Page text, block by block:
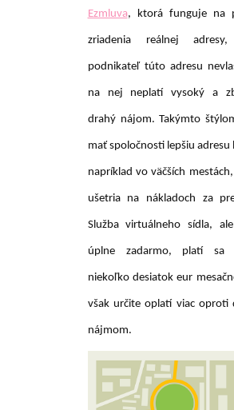
Ezmluva, ktorá funguje na
zriadenia reálnej
podnikateľ túto adresu
na nej neplatí vysoký a
drahý nájom. Takýmto
mať spoločnosti lepšiu adresu
napríklad vo väčších
ušetria na nákladoch za
Služba virtuálneho sídla,
úplne zadarmo, platí
niekoľko desiatok eur
však určite oplatí viac oproti
nájmom.